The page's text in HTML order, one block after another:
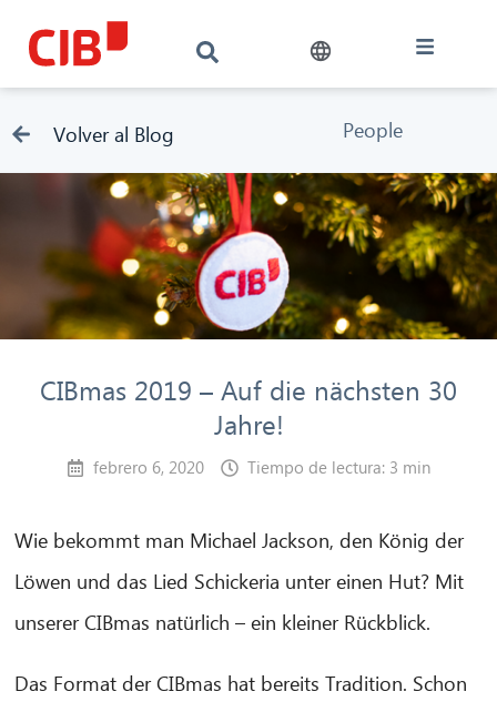
Volver al Blog People
CIBmas 2019 – Auf die nächsten 30
Jahre!
febrero 6, 2020 Tiempo de lectura: 3 min
Wie bekommt man Michael Jackson, den König der
Löwen und das Lied Schickeria unter einen Hut? Mit
unserer CIBmas natürlich – ein kleiner Rückblick.
Das Format der CIBmas hat bereits Tradition. Schon